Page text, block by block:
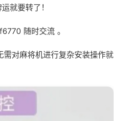
就要转了！
随时交流 。
对麻将机进行复杂安装操作就